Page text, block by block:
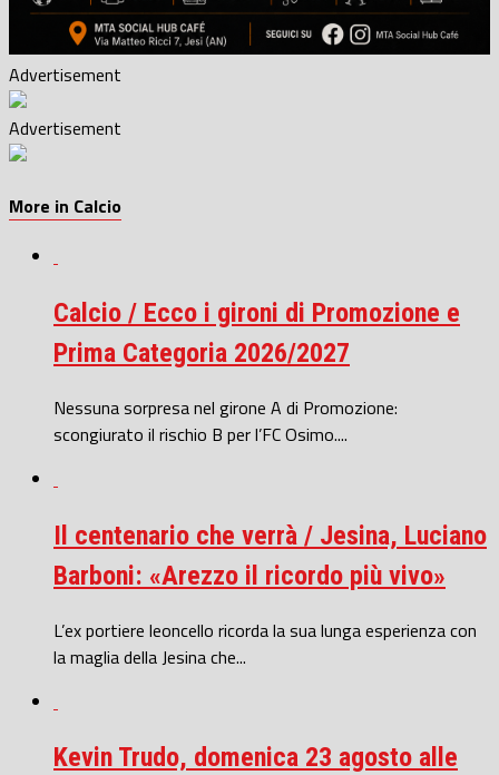
Advertisement
Advertisement
More in Calcio
Calcio / Ecco i gironi di Promozione e
Prima Categoria 2026/2027
Nessuna sorpresa nel girone A di Promozione:
scongiurato il rischio B per l’FC Osimo....
Il centenario che verrà / Jesina, Luciano
Barboni: «Arezzo il ricordo più vivo»
L’ex portiere leoncello ricorda la sua lunga esperienza con
la maglia della Jesina che...
Kevin Trudo, domenica 23 agosto alle